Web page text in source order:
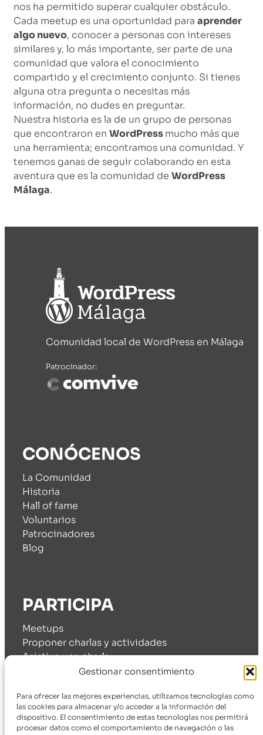
Gestionar consentimiento
Para ofrecer las mejores experiencias, utilizamos tecnologías como
las cookies para almacenar y/o acceder a la información del
dispositivo. El consentimiento de estas tecnologías nos permitirá
procesar datos como el comportamiento de navegación o las
nos ha permitido superar cualquier obstáculo.
Cada meetup es una oportunidad para aprender
algo nuevo, conocer a personas con intereses
similares y, lo más importante, ser parte de una
comunidad que valora el conocimiento
compartido y el crecimiento conjunto. Si tienes
alguna otra pregunta o necesitas más
información, no dudes en preguntar.
Nuestra historia es la de un grupo de personas
que encontraron en WordPressmucho más que
una herramienta; encontramos una comunidad. Y
tenemos ganas de seguir colaborando en esta
aventura que es la comunidad de WordPress
Málaga.
Comunidad local de WordPress en Málaga
Patrocinador:
CONÓCENOS
La Comunidad
Historia
Hall of fame
Voluntarios
Patrocinadores
Blog
PARTICIPA
Meetups
Proponer charlas y actividades
Asistir a una charla
Cómo patrocinarnos
SÍGUENOS